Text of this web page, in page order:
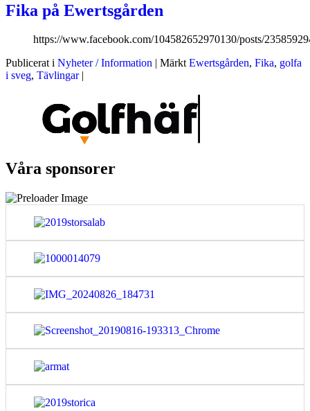
Fika på Ewertsgården
https://www.facebook.com/104582652970130/posts/
Publicerat i Nyheter / Information MärktEwertsgården, Fika, golfa
i sveg, Tävlingar
Våra sponsorer